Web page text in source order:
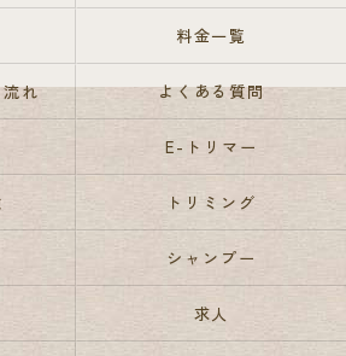
料金一覧
れ よくある質問
E-トリマー
トリミング
シャンプー
求人